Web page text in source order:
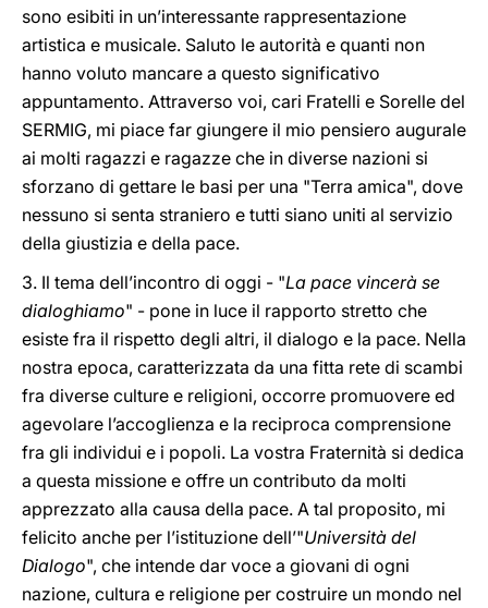
sono esibiti in un’interessante rappresentazione
artistica e musicale. Saluto le autorità e quanti non
hanno voluto mancare a questo significativo
appuntamento. Attraverso voi, cari Fratelli e Sorelle del
SERMIG, mi piace far giungere il mio pensiero augurale
ai molti ragazzi e ragazze che in diverse nazioni si
sforzano di gettare le basi per una "Terra amica", dove
nessuno si senta straniero e tutti siano uniti al servizio
della giustizia e della pace.
3. Il tema dell’incontro di oggi - "La pace vincerà se
dialoghiamo" - pone in luce il rapporto stretto che
esiste fra il rispetto degli altri, il dialogo e la pace. Nella
nostra epoca, caratterizzata da una fitta rete di scambi
fra diverse culture e religioni, occorre promuovere ed
agevolare l’accoglienza e la reciproca comprensione
fra gli individui e i popoli. La vostra Fraternità si dedica
a questa missione e offre un contributo da molti
apprezzato alla causa della pace. A tal proposito, mi
felicito anche per l’istituzione dell’"Università del
Dialogo", che intende dar voce a giovani di ogni
nazione, cultura e religione per costruire un mondo nel